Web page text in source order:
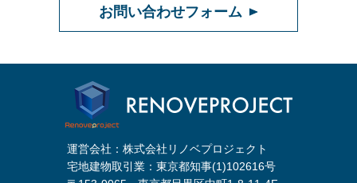
お問い合わせフォーム
運営会社：株式会社リノベプロジェクト
宅地建物取引業：東京都知事(1)102616号